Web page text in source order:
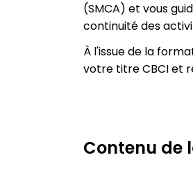
(SMCA) et vous
continuité des
À l'issue de la
votre titre CBCI et
Contenu de